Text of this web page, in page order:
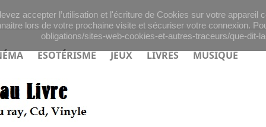
accepter l’utilisation et l'écriture de Cookies sur votre
lors de votre prochaine visite et sécuriser votre connexion.
obligations/sites-web-cookies-et-autres-traceurs/que-dit-
ESOTÉRISME JEUX LIVRES MUSIQUE